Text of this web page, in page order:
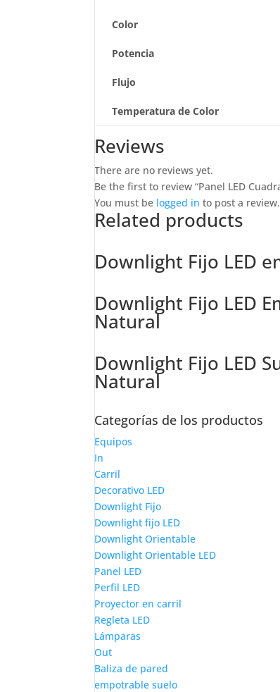
Color
Potencia
Flujo
Temperatura de Color
Reviews
There are no reviews yet.
Be the first to review “Panel LED
You must be logged in to post a review.
Related products
Downlight Fijo LED
Downlight Fijo LED
Natural
Downlight Fijo LED
Natural
Categorías de los productos
Equipos
In
Carril
Decorativo LED
Downlight Fijo
Downlight fijo LED
Downlight Orientable
Downlight Orientable LED
Panel LED
Perfil LED
Proyector en carril
Regleta LED
Lámparas
Out
Baliza de pared
empotrable suelo